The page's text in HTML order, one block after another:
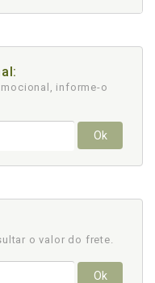
informe-o
Ok
o valor do frete.
Ok